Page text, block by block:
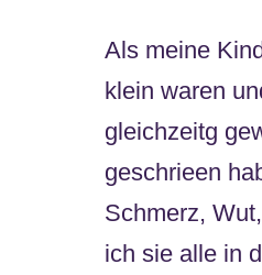
Als meine
klein waren
gleichzeitg
geschrieen
Schmerz,
ich sie alle in